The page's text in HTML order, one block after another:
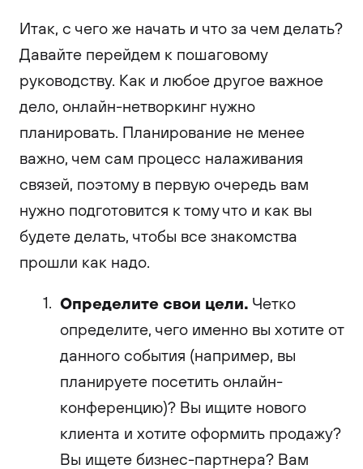
Итак, с чего же начать и что за чем делать?
Давайте перейдем к пошаговому
руководству. Как и любое другое важное
дело, онлайн-нетворкинг нужно
планировать. Планирование не менее
важно, чем сам процесс налаживания
связей, поэтому в первую очередь вам
нужно подготовится к тому что и как вы
будете делать, чтобы все знакомства
прошли как надо.
Определите свои цели. Четко
определите, чего именно вы хотите от
данного события (например, вы
планируете посетить онлайн-
конференцию)? Вы ищите нового
клиента и хотите оформить продажу?
Вы ищете бизнес-партнера? Вам